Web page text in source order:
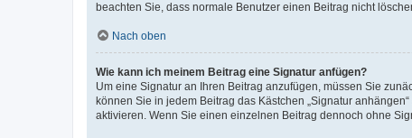
beachten Sie, dass normale Benutzer einen Beitrag nicht
Nach oben
Wie kann ich meinem Beitrag eine Signatur anfügen?
Um eine Signatur an Ihren Beitrag anzufügen, müssen Sie
können Sie in jedem Beitrag das Kästchen „Signatur
aktivieren. Wenn Sie einen einzelnen Beitrag dennoch ohne